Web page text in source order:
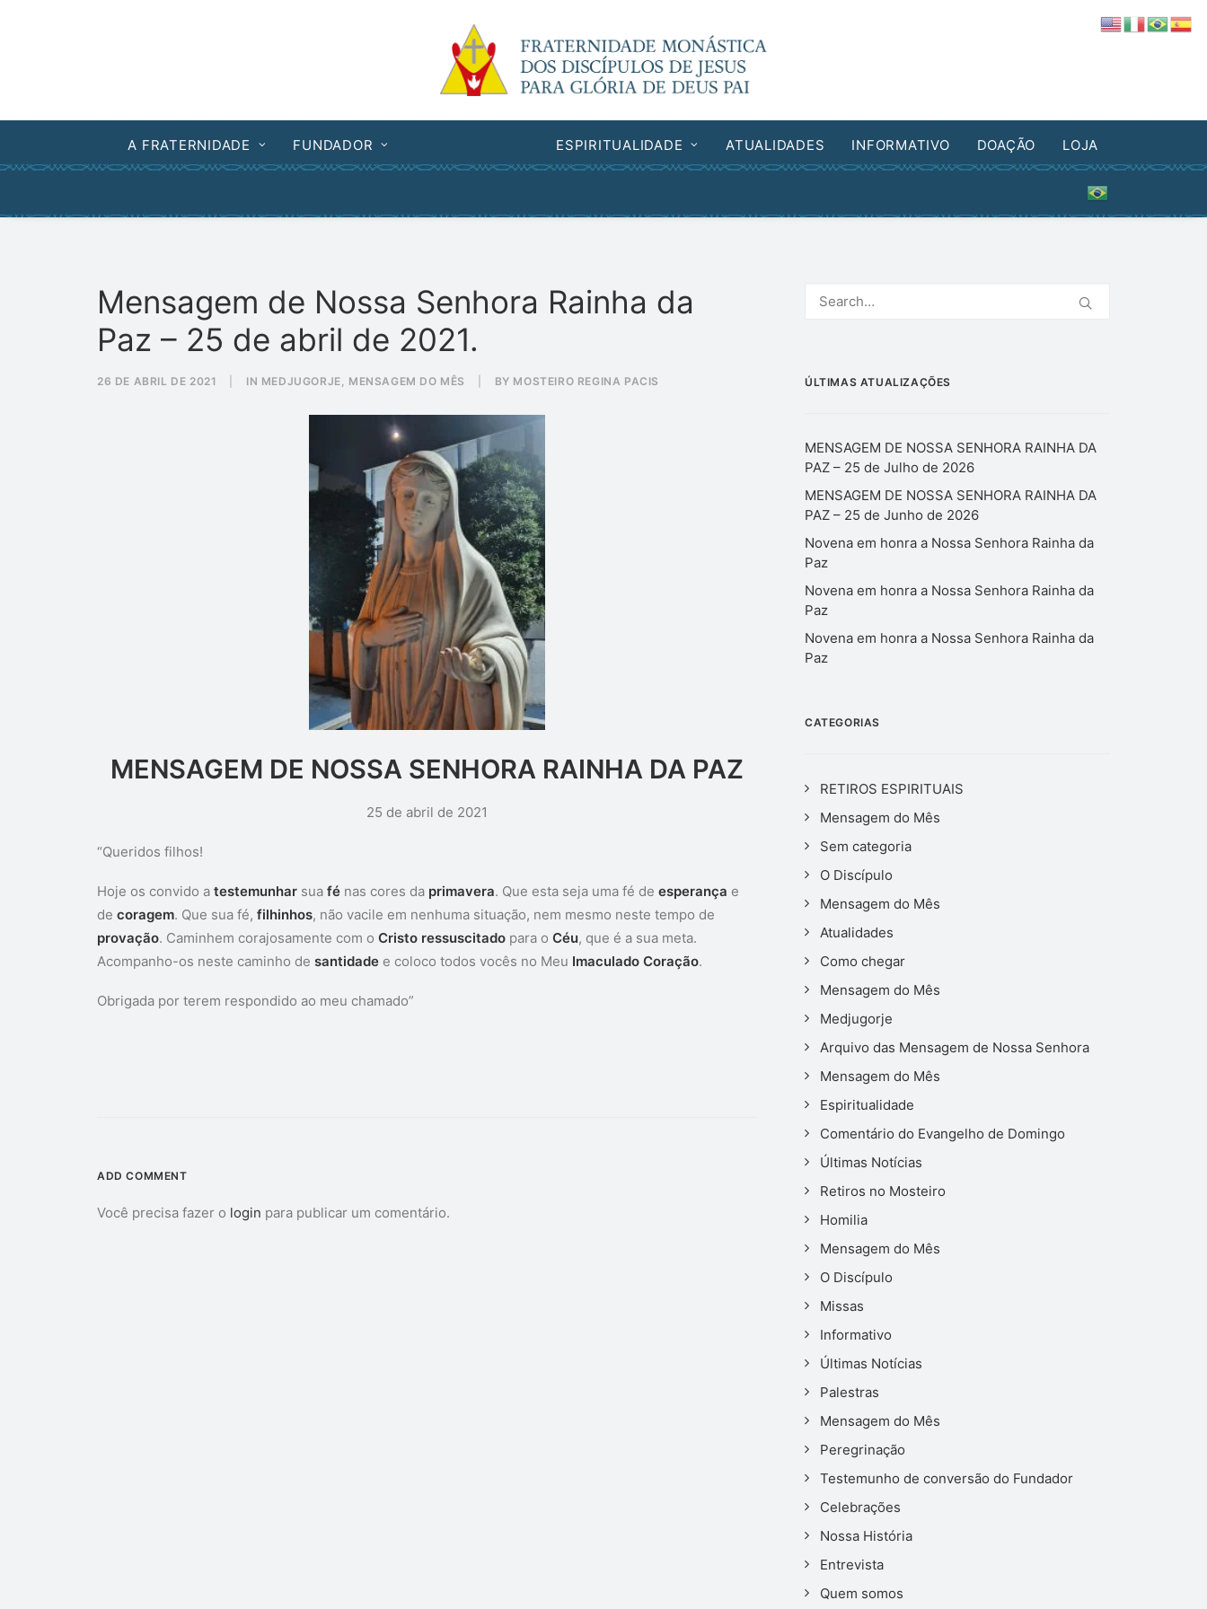
A FRATERNIDADE FUNDADOR ESPIRITUALIDADE ATUALIDADES INFORMATIVO DOAÇÃO LOJA
Mensagem de Nossa Senhora Rainha da
Paz – 25 de abril de 2021.
26 DE ABRIL DE 2021 IN MEDJUGORJE, MENSAGEM DO MÊS BY MOSTEIRO REGINA PACIS
MENSAGEM DE NOSSA SENHORA RAINHA DA PAZ
25 de abril de 2021
“Queridos filhos!
Hoje os convido a testemunhar sua fé nas cores da primavera. Que esta seja uma fé de esperança e
de coragem. Que sua fé, filhinhos, não vacile em nenhuma situação, nem mesmo neste tempo de
provação. Caminhem corajosamente com o Cristo ressuscitado para o Céu, que é a sua meta.
Acompanho-os neste caminho de santidade e coloco todos vocês no Meu Imaculado Coração.
Obrigada por terem respondido ao meu chamado”
ADD COMMENT
Você precisa fazer o login para publicar um comentário.
ÚLTIMAS ATUALIZAÇÕES
MENSAGEM DE NOSSA SENHORA RAINHA DA
PAZ – 25 de Julho de 2026
MENSAGEM DE NOSSA SENHORA RAINHA DA
PAZ – 25 de Junho de 2026
Novena em honra a Nossa Senhora Rainha da
Paz
Novena em honra a Nossa Senhora Rainha da
Paz
Novena em honra a Nossa Senhora Rainha da
Paz
CATEGORIAS
RETIROS ESPIRITUAIS
Mensagem do Mês
Sem categoria
O Discípulo
Mensagem do Mês
Atualidades
Como chegar
Mensagem do Mês
Medjugorje
Arquivo das Mensagem de Nossa Senhora
Mensagem do Mês
Espiritualidade
Comentário do Evangelho de Domingo
Últimas Notícias
Retiros no Mosteiro
Homilia
Mensagem do Mês
O Discípulo
Missas
Informativo
Últimas Notícias
Palestras
Mensagem do Mês
Peregrinação
Testemunho de conversão do Fundador
Celebrações
Nossa História
Entrevista
Quem somos